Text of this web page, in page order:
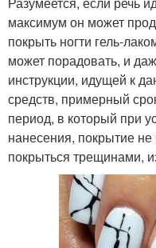
максимум он может
покрыть ногти гель-
может порадовать, и
инструкции, идущей к
средств, примерный
период, в который при
нанесения, покрытие
покрыться трещинами,